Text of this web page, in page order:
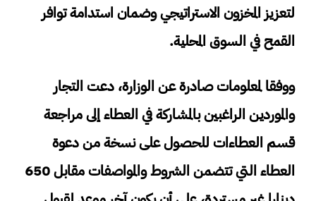
لتعزيز المخزون الاستراتيجي وضمان استدامة توافر
القمح في السوق المحلية.
ووفقا لمعلومات صادرة عن الوزارة، دعت التجار
والموردين الراغبين بالمشاركة في العطاء إلى مراجعة
قسم العطاءات للحصول على نسخة من دعوة
العطاء التي تتضمن الشروط والمواصفات مقابل 650